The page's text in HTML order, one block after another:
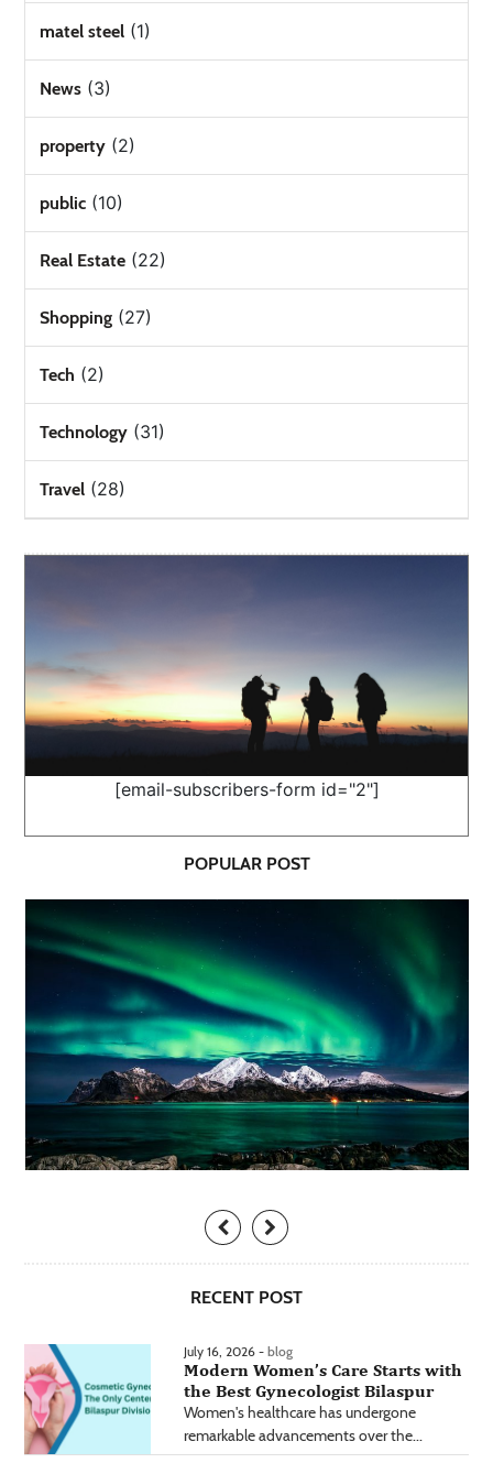
matel steel (1)
News (3)
property (2)
public (10)
Real Estate (22)
Shopping (27)
Tech (2)
Technology (31)
Travel (28)
[email-subscribers-form id="2"]
POPULAR POST
RECENT POST
July 16, 2026 - blog
Modern Women’s Care Starts with
the Best Gynecologist Bilaspur
Women's healthcare has undergone
remarkable advancements over the...